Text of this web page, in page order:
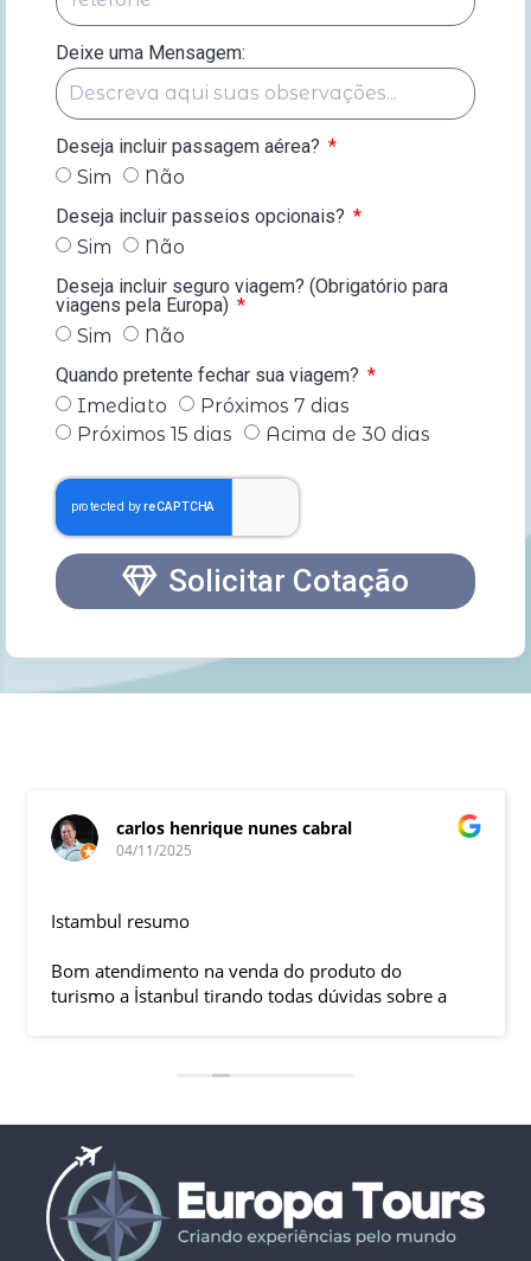
Deixe uma Mensagem:
Deseja incluir passagem aérea?
Sim
Não
Deseja incluir passeios opcionais?
Sim
Não
Deseja incluir seguro viagem? (Obrigatório para
viagens pela Europa)
Sim
Não
Quando pretente fechar sua viagem?
Imediato
Próximos 7 dias
Próximos 15 dias
Acima de 30 dias
Solicitar Cotação
carlos henrique nunes cabral
04/11/2025
Istambul resumo
Bom atendimento na venda do produto do
turismo a İstanbul tirando todas dúvidas sobre a
ficaram em SP trabalhando. A associação dessa
LÍDER, garantiu o sucesso da viagem que foi, lá, em
grupo formado por brasileiros e com guia Turco, Sr
Ali Faik, falando um português impecável e foi
muito disponível e atencioso. Os transfers, foram
4, todos em vans novas e os trajetos em ônibus
com pilotos tranquilos dirigindo com segurança